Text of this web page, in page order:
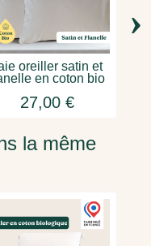
oreiller satin et
en coton bio
27,00 €
›
la même